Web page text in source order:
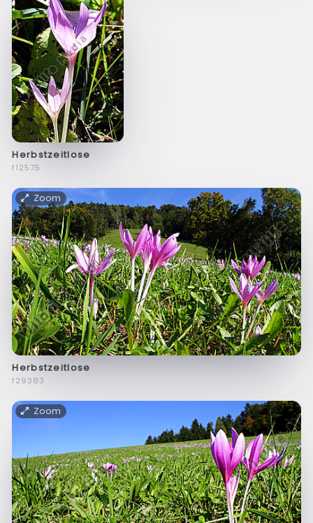
Herbstzeitlose
f12575
Zoom
Herbstzeitlose
f29383
Zoom